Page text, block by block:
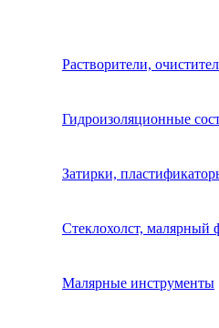
Растворители,
Гидроизоляционные
Затирки,
Стеклохолст, малярный
Малярные инструменты